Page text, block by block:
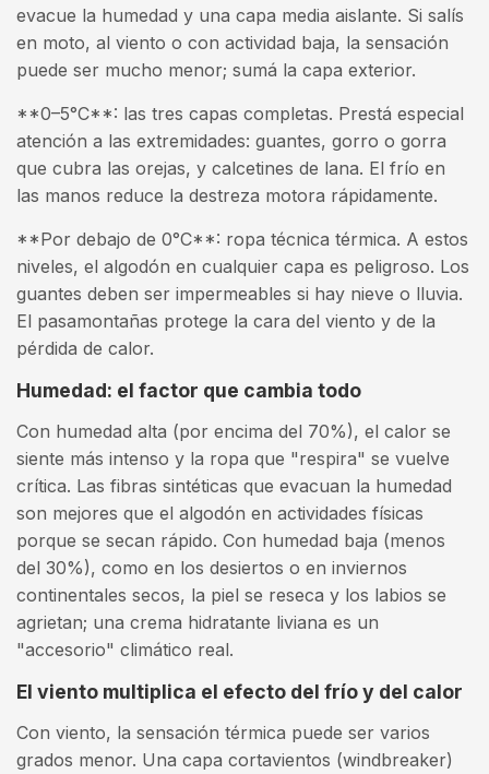
evacue la humedad y una capa media aislante. Si salís
en moto, al viento o con actividad baja, la sensación
puede ser mucho menor; sumá la capa exterior.
**0–5°C**: las tres capas completas. Prestá especial
atención a las extremidades: guantes, gorro o gorra
que cubra las orejas, y calcetines de lana. El frío en
las manos reduce la destreza motora rápidamente.
**Por debajo de 0°C**: ropa técnica térmica. A estos
niveles, el algodón en cualquier capa es peligroso. Los
guantes deben ser impermeables si hay nieve o lluvia.
El pasamontañas protege la cara del viento y de la
pérdida de calor.
Humedad: el factor que cambia todo
Con humedad alta (por encima del 70%), el calor se
siente más intenso y la ropa que "respira" se vuelve
crítica. Las fibras sintéticas que evacuan la humedad
son mejores que el algodón en actividades físicas
porque se secan rápido. Con humedad baja (menos
del 30%), como en los desiertos o en inviernos
continentales secos, la piel se reseca y los labios se
agrietan; una crema hidratante liviana es un
"accesorio" climático real.
El viento multiplica el efecto del frío y del calor
Con viento, la sensación térmica puede ser varios
grados menor. Una capa cortavientos (windbreaker)